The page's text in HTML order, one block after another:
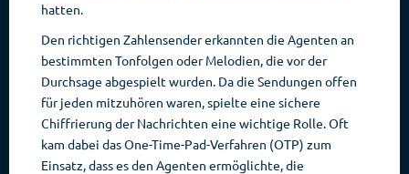
hatten.
Den richtigen Zahlensender erkannten die Agenten an
bestimmten Tonfolgen oder Melodien, die vor der
Durchsage abgespielt wurden. Da die Sendungen offen
für jeden mitzuhören waren, spielte eine sichere
Chiffrierung der Nachrichten eine wichtige Rolle. Oft
kam dabei das One-Time-Pad-Verfahren (OTP) zum
Einsatz, dass es den Agenten ermöglichte, die